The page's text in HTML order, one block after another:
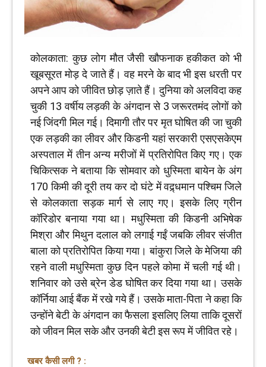
कोलकाता: कुछ लोग मौत जैसी खौफनाक हकीकत को भी
खूबसूरत मोड़ दे जाते हैं। वह मरने के बाद भी इस धरती पर
अपने आप को जीवित छोड़ ज़ाते हैं। दुनिया को अलविदा कह
चुकी 13 वर्षीय लड़की के अंगदान से 3 जरूरतमंद लोगों को
नई जिंदगी मिल गई। दिमागी तौर पर मृत घोषित की जा चुकी
एक लड़की का लीवर और किडनी यहां सरकारी एसएसकेएम
अस्पताल में तीन अन्य मरीजों में प्रतिरोपित किए गए। एक
चिकित्सक ने बताया कि सोमवार को धुस्मिता बायेन के अंग
170 किमी की दूरी तय कर दो घंटे में वद्र्धमान पश्चिम जिले
से कोलकाता सड़क मार्ग से लाए गए। इसके लिए ग्रीन
कॉरिडोर बनाया गया था। मधुस्मिता की किडनी अभिषेक
मिश्रा और मिथुन दलाल को लगाई गईं जबकि लीवर संजीत
बाला को प्रतिरोपित किया गया। बांकुरा जिले के मेजिया की
रहने वाली मधुस्मिता कुछ दिन पहले कोमा में चली गई थी।
शनिवार को उसे ब्रेन डेड घोषित कर दिया गया था। उसके
कॉर्निया आई बैंक में रखे गये हैं। उसके माता-पिता ने कहा कि
उन्होंने बेटी के अंगदान का फैसला इसलिए लिया ताकि दूसरों
को जीवन मिल सके और उनकी बेटी इस रूप में जीवित रहे।
खबर कैसी लगी ? :